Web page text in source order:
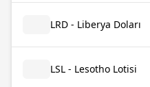
LRD - Liberya Doları
LSL - Lesotho Lotisi